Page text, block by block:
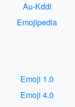
Au-Kddi
Emojipedia
Emoji 1.0
Emoji 4.0